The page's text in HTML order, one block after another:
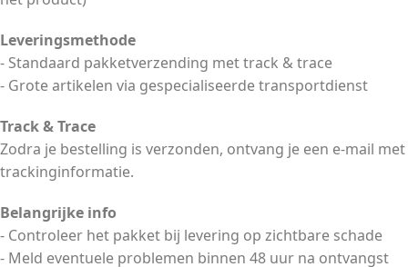
Leveringsmethode
- Standaard pakketverzending met track & trace
- Grote artikelen via gespecialiseerde transportdienst
Track & Trace
Zodra je bestelling is verzonden, ontvang je een e-mail met
trackinginformatie.
Belangrijke info
- Controleer het pakket bij levering op zichtbare schade
- Meld eventuele problemen binnen 48 uur na ontvangst